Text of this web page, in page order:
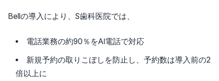
Bellの導入により、S歯科医院では、
電話業務の約90％をAI電話で対応
新規予約の取りこぼしを防止し、予約数は導入前の2
倍以上に